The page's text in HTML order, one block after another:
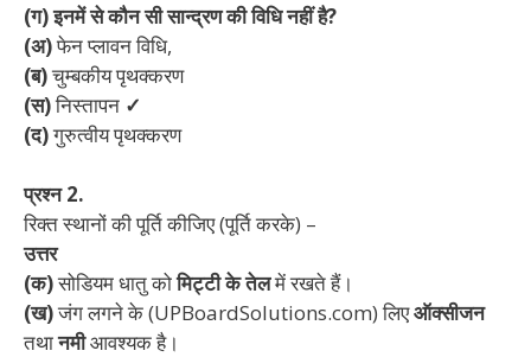
(ग)इनमें से कौन सी सान्द्रण की विधि नहीं है?
(अ)फेन प्लावन विधि,
(ब)चुम्बकीय पृथक्करण
(स)निस्तापन ✓
(द)गुरुत्वीय पृथक्करण
प्रश्न 2.
रिक्त स्थानों की पूर्ति कीजिए (पूर्ति करके) –
उत्तर
(क)सोडियम धातु कोमिट्टी के तेलमें रखते हैं।
(ख)जंग लगने के (UPBoardSolutions.com) लिएऑक्सीजन
तथानमीआवश्यक है।